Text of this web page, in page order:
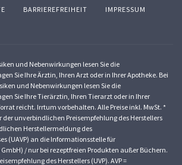
BARRIEREFREIHEIT IMPRESSUM
und Nebenwirkungen lesen Sie die
Sie Ihre Ärztin, Ihren Arzt oder in Ihrer Apotheke. Bei
und Nebenwirkungen lesen Sie die
Sie Ihre Tierärztin, Ihren Tierarzt oder in Ihrer
reicht. Irrtum vorbehalten. Alle Preise inkl. MwSt. *
der unverbindlichen Preisempfehlung des Herstellers
Herstellermeldung des
(UAVP) an die Informationsstelle für
/ nur bei rezeptfreien Produkten außer Büchern.
des Herstellers (UVP). AVP =